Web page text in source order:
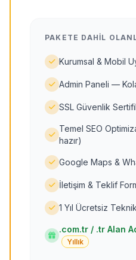
PAKETE DAHIL
Kurumsal & Mobil
Admin Paneli —
SSL Güvenlik
Temel SEO
hazır)
Google Maps &
İletişim & Teklif
1 Yıl Ücretsiz
.com.tr / .tr Alan
Yıllık